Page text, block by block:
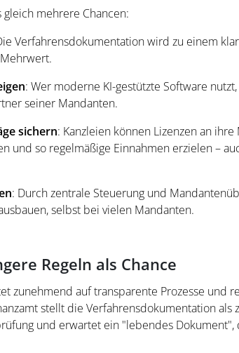
mehrere Chancen:
Verfahrensdokumentation wird zu einem
: Wer moderne KI-gestützte Software
seiner Mandanten.
sichern: Kanzleien können Lizenzen an
und so regelmäßige Einnahmen erzielen –
: Durch zentrale Steuerung und
selbst bei vielen Mandanten.
Regeln als Chance
zunehmend auf transparente Prozesse und
stellt die Verfahrensdokumentation als
und erwartet ein "lebendes Dokument",